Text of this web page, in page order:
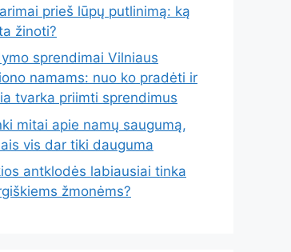
prieš lūpų putlinimą: ką
žinoti?
sprendimai Vilniaus
namams: nuo ko pradėti ir
tvarka priimti sprendimus
mitai apie namų saugumą,
vis dar tiki dauguma
antklodės labiausiai tinka
žmonėms?